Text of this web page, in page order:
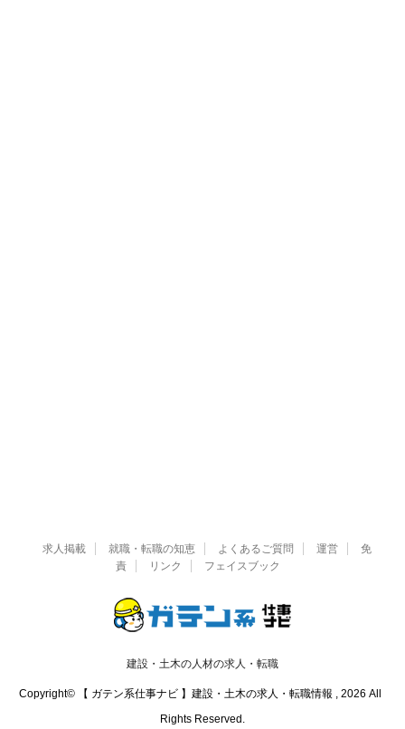
求人掲載 就職・転職の知恵 よくあるご質問 運営
免
責
リンク フェイスブック
建設・土木の人材の求人・転職
Copyright© 【 ガテン系仕事ナビ 】建設・土木の求人・転職情報 , 2026 All
Rights Reserved.